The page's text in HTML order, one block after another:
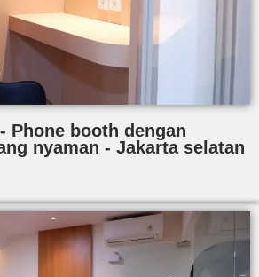
Phone booth dengan
nyaman - Jakarta selatan